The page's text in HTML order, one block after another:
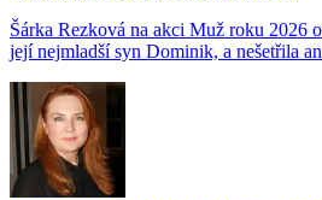
Šárka Rezková na akci Muž roku 2026
její nejmladší syn Dominik, a nešetřila